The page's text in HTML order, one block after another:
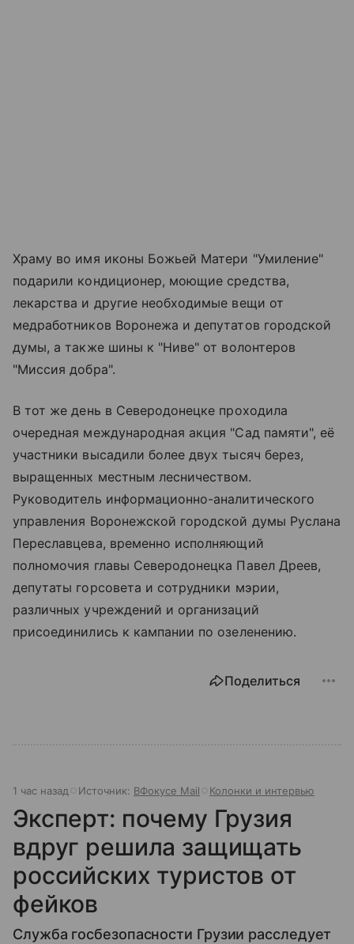
Храму во имя иконы Божьей Матери "Умиление"
подарили кондиционер, моющие средства,
лекарства и другие необходимые вещи от
медработников Воронежа и депутатов городской
думы, а также шины к "Ниве" от волонтеров
"Миссия добра".
В тот же день в Северодонецке проходила
очередная международная акция "Сад памяти", её
участники высадили более двух тысяч берез,
выращенных местным лесничеством.
Руководитель информационно-аналитического
управления Воронежской городской думы Руслана
Переславцева, временно исполняющий
полномочия главы Северодонецка Павел Дреев,
депутаты горсовета и сотрудники мэрии,
различных учреждений и организаций
присоединились к кампании по озеленению.
Поделиться
1 час назад Источник: ВФокусе Mail Колонки и интервью
Эксперт: почему Грузия
вдруг решила защищать
российских туристов от
фейков
Служба госбезопасности Грузии расследует